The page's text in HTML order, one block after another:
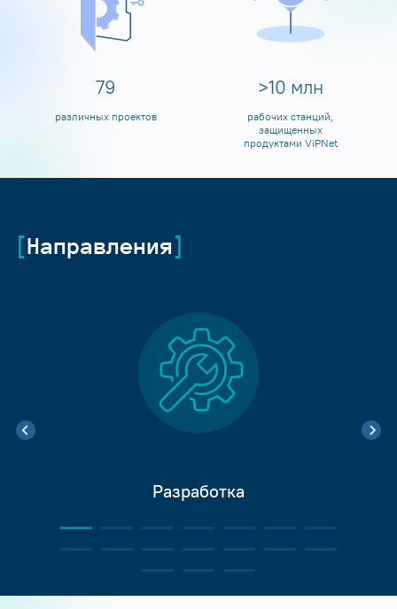
80
различных проектов
>10 млн
рабочих станций,
защищенных
продуктами ViPNet
Направления
Разработка